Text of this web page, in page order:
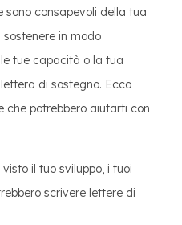
sono consapevoli della tua
in modo
tue capacità o la tua
di sostegno. Ecco
che potrebbero aiutarti con
il tuo sviluppo, i tuoi
scrivere lettere di